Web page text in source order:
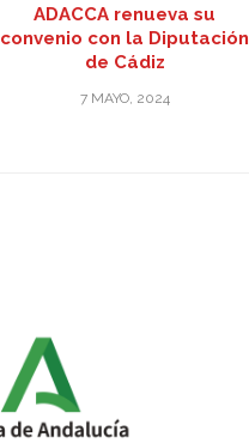
ADACCA renueva su
convenio con la Diputación
de Cádiz
7 MAYO, 2024